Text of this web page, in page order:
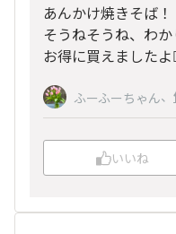
あんかけ焼きそば
そうねそうね、わ
お得に買えましたよ
ふーふーちゃん、
いいね